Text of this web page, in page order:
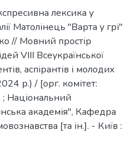
лексика у
Матолінець "Варта у грі"
// Мовний простір
VIIІ Всеукраїнської
аспірантів і молодих
р.) / [орг. комітет:
; Національний
академія", Кафедра
[та ін.]. - Київ :